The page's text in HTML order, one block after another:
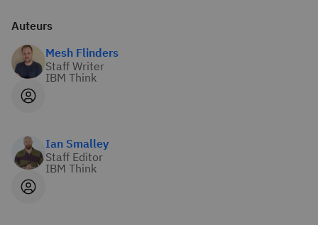
Auteurs
Mesh Flinders
Staff Writer
IBM Think
Ian Smalley
Staff Editor
IBM Think